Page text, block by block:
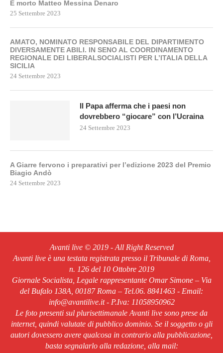
È morto Matteo Messina Denaro
25 Settembre 2023
AMATO, NOMINATO RESPONSABILE DEL DIPARTIMENTO
DIVERSAMENTE ABILI. IN SENO AL COORDINAMENTO
REGIONALE DEI LIBERALSOCIALISTI PER L’ITALIA DELLA
SICILIA
24 Settembre 2023
Il Papa afferma che i paesi non
dovrebbero “giocare” con l’Ucraina
24 Settembre 2023
A Giarre fervono i preparativi per l’edizione 2023 del Premio
Biagio Andò
24 Settembre 2023
Avanti live © 2019 - All Right Reserved
Avanti live è una testata registrata presso il Tribunale di Roma,
n. 126 del 10 Ottobre 2019
Giornale Socialista, Legale rappresentante Omar Simone – Via
del Bufalo 138A, 00187 Roma – Tel.06. 8841463 - Email:
info@avantilive.it - P.Iva: 11058950962
Le foto presenti sul plurisettimanale Avanti live sono prese da
internet, quindi valutate di pubblico dominio. Se il soggetto o gli
autori dovessero avere qualcosa in contrario alla pubblicazione,
basta segnalarlo alla redazione, alla mail: